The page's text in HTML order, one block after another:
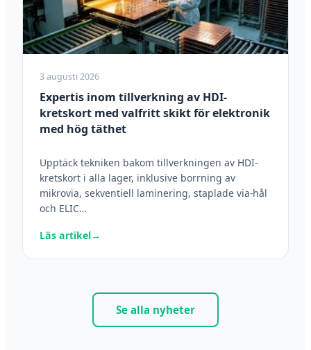
3 augusti 2026
Expertis inom tillverkning av HDI-
kretskort med valfritt skikt för elektronik
med hög täthet
Upptäck tekniken bakom tillverkningen av HDI-
kretskort i alla lager, inklusive borrning av
mikrovia, sekventiell laminering, staplade via-hål
och ELIC…
Läs artikel→
Se alla nyheter